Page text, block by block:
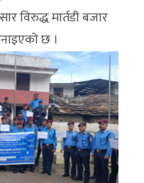
मार्तडी बजार
छ ।